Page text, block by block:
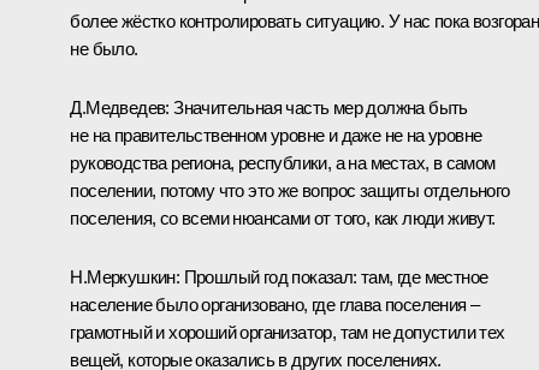
более жёстко контролировать ситуацию. У нас пока
не было.
Д.Медведев: Значительная часть мер должна быть
не на правительственном уровне и даже не на уровне
руководства региона, республики, а на местах, в самом
поселении, потому что это же вопрос защиты отдельного
поселения, со всеми нюансами от того, как люди живут.
Н.Меркушкин: Прошлый год показал: там, где местное
население было организовано, где глава поселения –
грамотный и хороший организатор, там не допустили тех
вещей, которые оказались в других поселениях.